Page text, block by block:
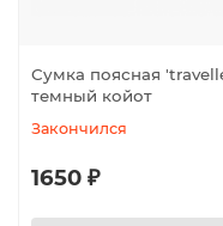
Сумка поясная
темный койот
Закончился
1650 ₽